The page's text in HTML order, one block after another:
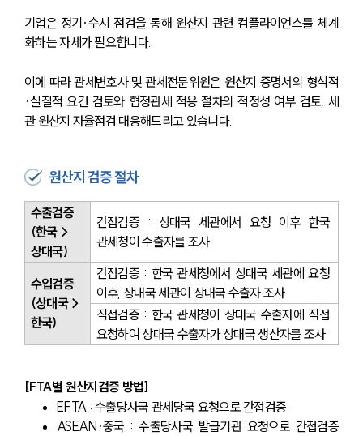
기업은 정기·수시 점검을 통해 원산지 관련 컴플라이언스를 체계
화하는 자세가 필요합니다.
이에 따라 관세변호사 및 관세전문위원은 원산지 증명서의 형식적
·실질적 요건 검토와 협정관세 적용 절차의 적정성 여부 검토, 세
관 원산지 자율점검 대응해드리고 있습니다.
원산지 검증 절차
수출검증
(한국→
상대국)
간접검증 : 상대국 세관에서 요청 이후 한국
관세청이 수출자를 조사
수입검증
(상대국→
한국)
간접검증 : 한국 관세청에서 상대국 세관에 요청
이후, 상대국 세관이 상대국 수출자 조사
직접검증 : 한국 관세청이 상대국 수출자에 직접
요청하여 상대국 수출자가 상대국 생산자를 조사
[FTA별 원산지검증 방법]
EFTA : 수출당사국 관세당국 요청으로 간접검증
ASEAN·중국 : 수출당사국 발급기관 요청으로 간접검증